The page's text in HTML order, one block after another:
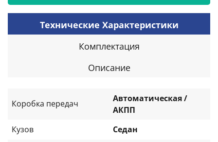
Технические Характеристики
Комплектация
Описание
Коробка передач
Автоматическая /
АКПП
Кузов
Седан